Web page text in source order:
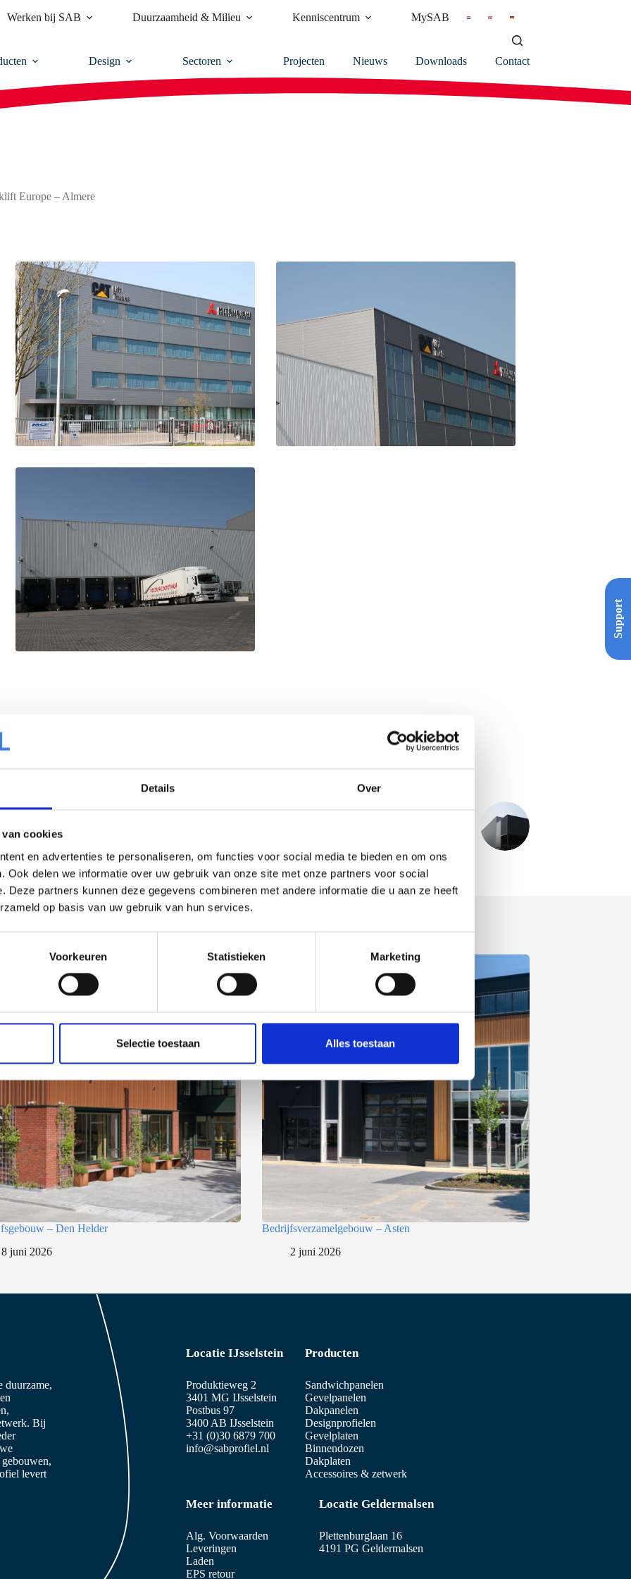
Details Over
van cookies
en advertenties te personaliseren, om functies voor social media te bieden en om ons
Ook delen we informatie over uw gebruik van onze site met onze partners voor social
Deze partners kunnen deze gegevens combineren met andere informatie die u aan ze heeft
op basis van uw gebruik van hun services.
Voorkeuren Statistieken Marketing
Selectie toestaan Alles toestaan
Werken bij SAB Duurzaamheid & Milieu Kenniscentrum MySAB
Design Sectoren Projecten Nieuws Downloads Contact
Europe – Almere
– Den Helder
8 juni 2026
Bedrijfsverzamelgebouw – Asten
2 juni 2026
Support
duurzame,
Bij
levert
Locatie IJsselstein
Produktieweg 2
3401 MG IJsselstein
Postbus 97
3400 AB IJsselstein
+31 (0)30 6879 700
info@sabprofiel.nl
Producten
Sandwichpanelen
Gevelpanelen
Dakpanelen
Designprofielen
Gevelplaten
Binnendozen
Dakplaten
Accessoires & zetwerk
Meer informatie
Alg. Voorwaarden
Leveringen
Laden
EPS retour
Locatie Geldermalsen
Plettenburglaan 16
4191 PG Geldermalsen